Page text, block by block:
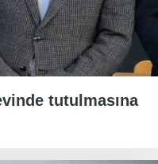
tutulmasına